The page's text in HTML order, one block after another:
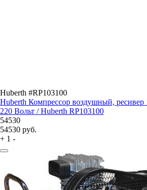
Huberth #RP103100
Huberth Компрессор воздушный, ресивер
220 Вольт / Huberth RP103100
54530
54530 руб.
+ 1 -